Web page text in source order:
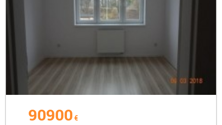
90900 €